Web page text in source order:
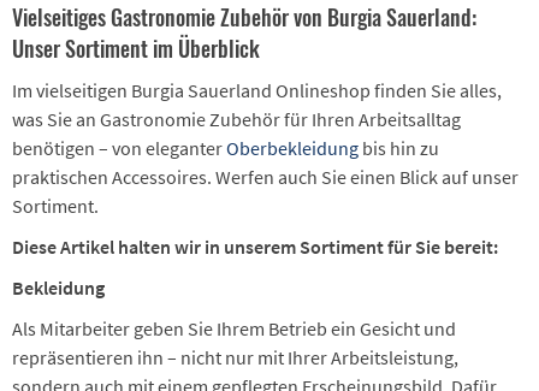
Vielseitiges Gastronomie Zubehör von Burgia Sauerland:
Unser Sortiment im Überblick
Im vielseitigen Burgia Sauerland Onlineshop finden Sie alles,
was Sie an Gastronomie Zubehör für Ihren Arbeitsalltag
benötigen – von eleganterOberbekleidung bis hin zu
praktischen Accessoires. Werfen auch Sie einen Blick auf unser
Sortiment.
Diese Artikel halten wir in unserem Sortiment für Sie bereit:
Bekleidung
Als Mitarbeiter geben Sie Ihrem Betrieb ein Gesicht und
repräsentieren ihn – nicht nur mit Ihrer Arbeitsleistung,